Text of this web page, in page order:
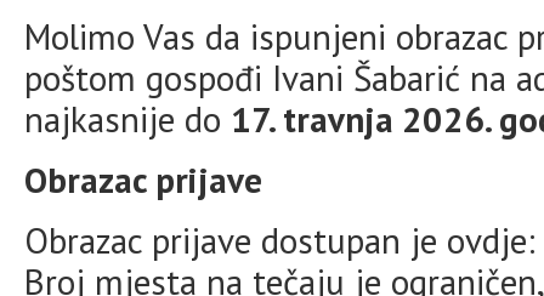
Molimo Vas da ispunjeni obrazac
poštom gospođi Ivani Šabarić na
najkasnije do 17. travnja 2026.
Obrazac prijave
Obrazac prijave dostupan je ovdje:
Broj mjesta na tečaju je